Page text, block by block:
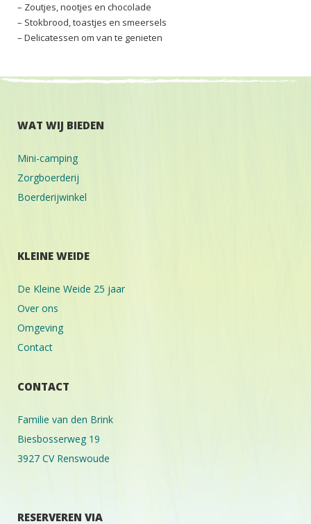
– Zoutjes, nootjes en chocolade
– Stokbrood, toastjes en smeersels
– Delicatessen om van te genieten
WAT WIJ BIEDEN
Mini-camping
Zorgboerderij
Boerderijwinkel
KLEINE WEIDE
De Kleine Weide 25 jaar
Over ons
Omgeving
Contact
CONTACT
Familie van den Brink
Biesbosserweg 19
3927 CV Renswoude
RESERVEREN VIA